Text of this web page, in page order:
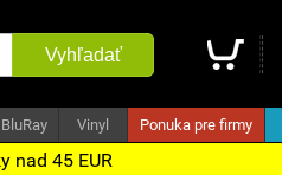
Vyhľadať
BluRay Vinyl Ponuka pre firmy
nad 45 EUR